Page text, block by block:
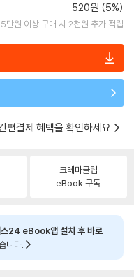
520원 (5%)
5만원 이상 구매 시 2천원 추가 적립
편결제 혜택을 확인하세요
크레마클럽
eBook 구독
24 eBook앱 설치 후 바로
니다.